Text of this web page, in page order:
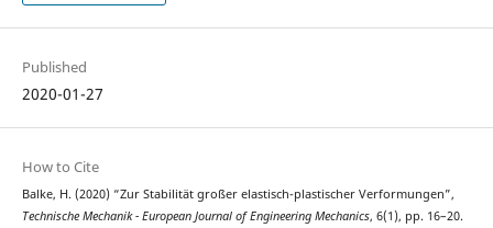
Published
2020-01-27
How to Cite
Balke, H. (2020) “Zur Stabilität großer elastisch-plastischer Verformungen”,
Technische Mechanik - European Journal of Engineering Mechanics, 6(1), pp. 16–20.